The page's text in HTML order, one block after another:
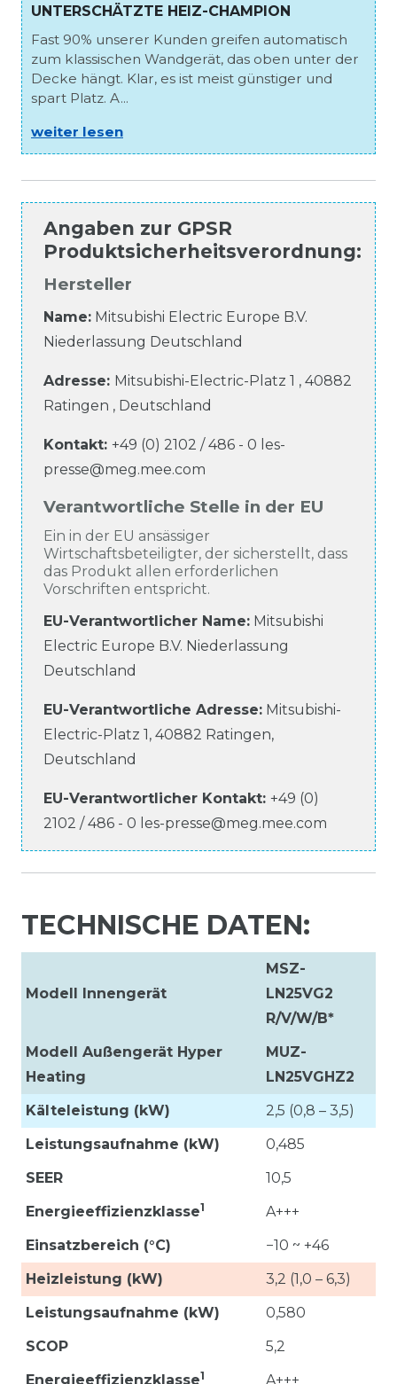
UNTERSCHÄTZTE HEIZ-CHAMPION
Fast 90% unserer Kunden greifen automatisch
zum klassischen Wandgerät, das oben unter der
Decke hängt. Klar, es ist meist günstiger und
spart Platz. A...
weiter lesen
Angaben zur GPSR
Produktsicherheitsverordnung:
Hersteller
Name: Mitsubishi Electric Europe B.V.
Niederlassung Deutschland
Adresse: Mitsubishi-Electric-Platz 1 , 40882
Ratingen , Deutschland
Kontakt: +49 (0) 2102 / 486 - 0 les-
presse@meg.mee.com
Verantwortliche Stelle in der EU
Ein in der EU ansässiger
Wirtschaftsbeteiligter, der sicherstellt, dass
das Produkt allen erforderlichen
Vorschriften entspricht.
EU-Verantwortlicher Name: Mitsubishi
Electric Europe B.V. Niederlassung
Deutschland
EU-Verantwortliche Adresse: Mitsubishi-
Electric-Platz 1, 40882 Ratingen,
Deutschland
EU-Verantwortlicher Kontakt: +49 (0)
2102 / 486 - 0 les-presse@meg.mee.com
TECHNISCHE DATEN:
Modell Innengerät
MSZ-
LN25VG2
R/V/W/B*
Modell Außengerät Hyper
Heating
MUZ-
LN25VGHZ2
Kälteleistung (kW)
2,5 (0,8 – 3,5)
Leistungsaufnahme (kW)
0,485
SEER
10,5
Energieeffizienzklasse1
A+++
Einsatzbereich (°C)
−10 ~ +46
Heizleistung (kW)
3,2 (1,0 – 6,3)
Leistungsaufnahme (kW)
0,580
SCOP
5,2
Energieeffizienzklasse1
A+++